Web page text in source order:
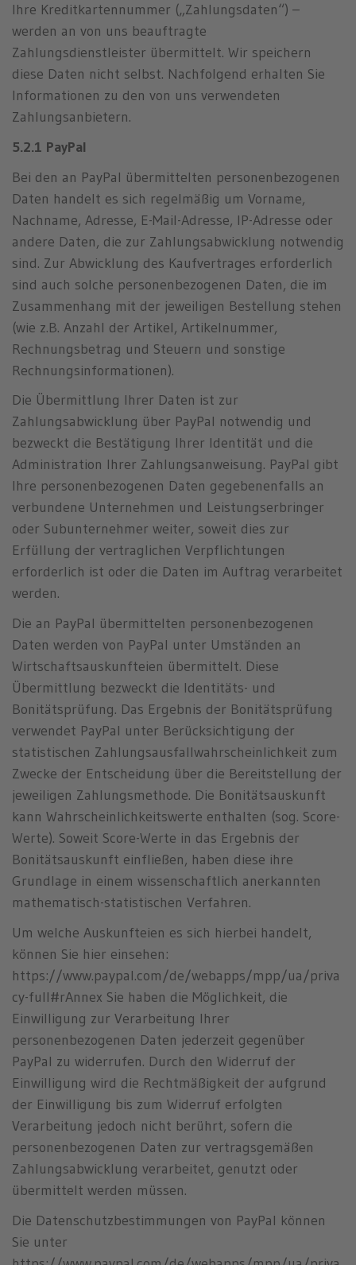
Ihre Kreditkartennummer („Zahlungsdaten“) –
werden an von uns beauftragte
Zahlungsdienstleister übermittelt. Wir speichern
diese Daten nicht selbst. Nachfolgend erhalten Sie
Informationen zu den von uns verwendeten
Zahlungsanbietern.
5.2.1 PayPal
Bei den an PayPal übermittelten personenbezogenen
Daten handelt es sich regelmäßig um Vorname,
Nachname, Adresse, E-Mail-Adresse, IP-Adresse oder
andere Daten, die zur Zahlungsabwicklung notwendig
sind. Zur Abwicklung des Kaufvertrages erforderlich
sind auch solche personenbezogenen Daten, die im
Zusammenhang mit der jeweiligen Bestellung stehen
(wie z.B. Anzahl der Artikel, Artikelnummer,
Rechnungsbetrag und Steuern und sonstige
Rechnungsinformationen).
Die Übermittlung Ihrer Daten ist zur
Zahlungsabwicklung über PayPal notwendig und
bezweckt die Bestätigung Ihrer Identität und die
Administration Ihrer Zahlungsanweisung. PayPal gibt
Ihre personenbezogenen Daten gegebenenfalls an
verbundene Unternehmen und Leistungserbringer
oder Subunternehmer weiter, soweit dies zur
Erfüllung der vertraglichen Verpflichtungen
erforderlich ist oder die Daten im Auftrag verarbeitet
werden.
Die an PayPal übermittelten personenbezogenen
Daten werden von PayPal unter Umständen an
Wirtschaftsauskunfteien übermittelt. Diese
Übermittlung bezweckt die Identitäts- und
Bonitätsprüfung. Das Ergebnis der Bonitätsprüfung
verwendet PayPal unter Berücksichtigung der
statistischen Zahlungsausfallwahrscheinlichkeit zum
Zwecke der Entscheidung über die Bereitstellung der
jeweiligen Zahlungsmethode. Die Bonitätsauskunft
kann Wahrscheinlichkeitswerte enthalten (sog. Score-
Werte). Soweit Score-Werte in das Ergebnis der
Bonitätsauskunft einfließen, haben diese ihre
Grundlage in einem wissenschaftlich anerkannten
mathematisch-statistischen Verfahren.
Um welche Auskunfteien es sich hierbei handelt,
können Sie hier einsehen:
https://www.paypal.com/de/webapps/mpp/ua/priva
cy-full#rAnnex Sie haben die Möglichkeit, die
Einwilligung zur Verarbeitung Ihrer
personenbezogenen Daten jederzeit gegenüber
PayPal zu widerrufen. Durch den Widerruf der
Einwilligung wird die Rechtmäßigkeit der aufgrund
der Einwilligung bis zum Widerruf erfolgten
Verarbeitung jedoch nicht berührt, sofern die
personenbezogenen Daten zur vertragsgemäßen
Zahlungsabwicklung verarbeitet, genutzt oder
übermittelt werden müssen.
Die Datenschutzbestimmungen von PayPal können
Sie unter